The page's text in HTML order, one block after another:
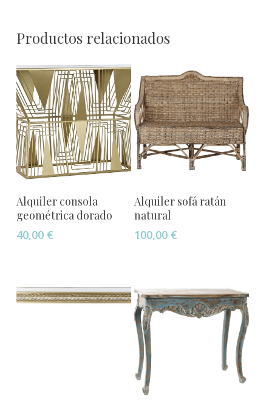
Productos relacionados
Añadir Al Carrito
Alquiler consola
geométrica dorado
40,00 €
Añadir Al Carrito
Alquiler sofá ratán
natural
100,00 €